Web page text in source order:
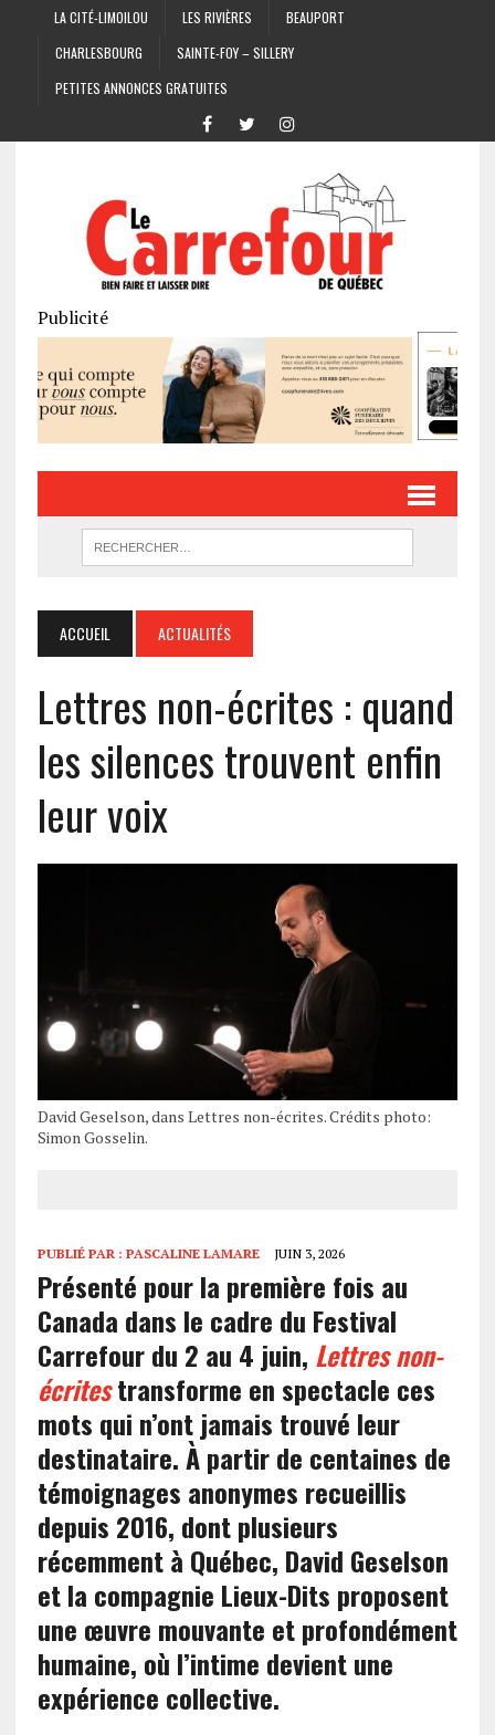
LA CITÉ-LIMOILOU LES RIVIÈRES
BEAUPORT
CHARLESBOURG
SAINTE-FOY – SILLERY
PETITES ANNONCES GRATUITES
Publicité
ACCUEIL ACTUALITÉS
Lettres non-écrites : quand
les silences trouvent enfin
leur voix
David Geselson, dans Lettres non-écrites. Crédits photo:
Simon Gosselin.
PUBLIÉ PAR : PASCALINE LAMARE JUIN 3, 2026
Présenté pour la première fois au
Canada dans le cadre du Festival
Carrefour du 2 au 4 juin, Lettres non-
écritestransforme en spectacle ces
mots qui n’ont jamais trouvé leur
destinataire. À partir de centaines de
témoignages anonymes recueillis
depuis 2016, dont plusieurs
récemment à Québec, David Geselson
et la compagnie Lieux-Dits proposent
une œuvre mouvante et profondément
humaine, où l’intime devient une
expérience collective.